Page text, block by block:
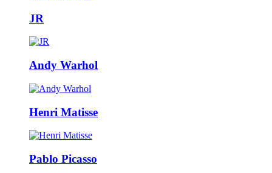
JR
Andy Warhol
Henri Matisse
Pablo Picasso